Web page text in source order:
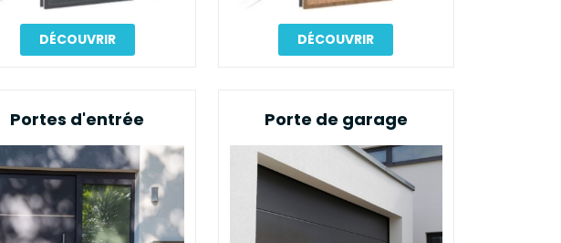
DÉCOUVRIR DÉCOUVRIR
Portes d'entrée Porte de garage